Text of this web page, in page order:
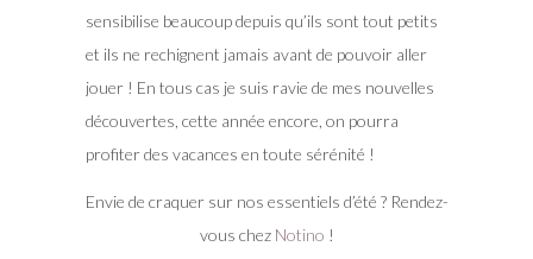
sensibilise beaucoup depuis qu’ils sont tout petits
et ils ne rechignent jamais avant de pouvoir aller
jouer ! En tous cas je suis ravie de mes nouvelles
découvertes, cette année encore, on pourra
profiter des vacances en toute sérénité !
Envie de craquer sur nos essentiels d’été ? Rendez-
vous chez Notino !